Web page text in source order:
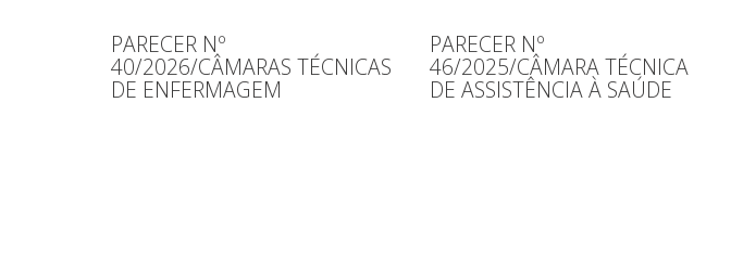
PARECER Nº
40/2026/CÂMARAS TÉCNICAS
DE ENFERMAGEM
PARECER Nº
46/2025/CÂMARA TÉCNICA
DE ASSISTÊNCIA À SAÚDE